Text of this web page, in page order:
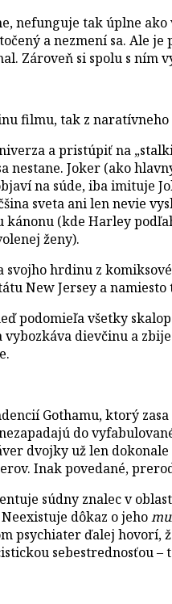
nefunguje tak úplne ako
a nezmení sa. Ale
Zároveň si spolu s ním
filmu, tak z
a pristúpiť na
nestane. Joker (ako
na súde, iba imituje
sveta ani len nevie
(kde Harley
ženy).
hrdinu z
New Jersey a
podomieľa všetky
dievčinu a
Gothamu, ktorý
do
dvojky už len
Inak povedané,
súdny znalec v
Neexistuje dôkaz o jeho
psychiater ďalej
sebestrednosťou